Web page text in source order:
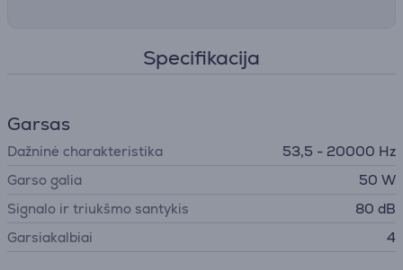
Specifikacija
Garsas
Dažninė charakteristika
53,5 - 20000 Hz
Garso galia
50 W
Signalo ir triukšmo santykis
80 dB
Garsiakalbiai
4